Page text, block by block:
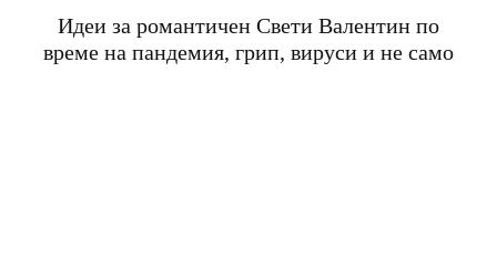
Идеи за романтичен Свети Валентин по
време на пандемия, грип, вируси и не само